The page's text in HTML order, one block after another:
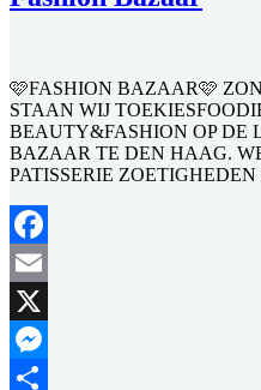
🩷FASHION BAZAAR🩷
STAAN WIJ
BEAUTY&FASHION OP DE
BAZAAR TE DEN HAAG.
PATISSERIE
Facebook
Email
X
Messenger